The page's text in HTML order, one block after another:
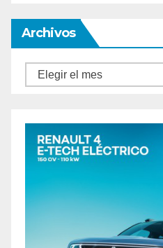
Archivos
Archivos